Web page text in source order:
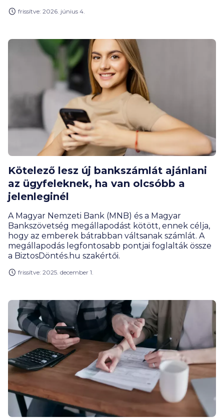
magasabb hitelösszegre szerződtek, mint ami
frissítve: 2026. június 4.
Kötelező lesz új bankszámlát ajánlani
az ügyfeleknek, ha van olcsóbb a
jelenleginél
A Magyar Nemzeti Bank (MNB) és a Magyar
Bankszövetség megállapodást kötött, ennek célja,
hogy az emberek bátrabban váltsanak számlát. A
megállapodás legfontosabb pontjai foglalták össze
a BiztosDöntés.hu szakértői.
frissítve: 2025. december 1.